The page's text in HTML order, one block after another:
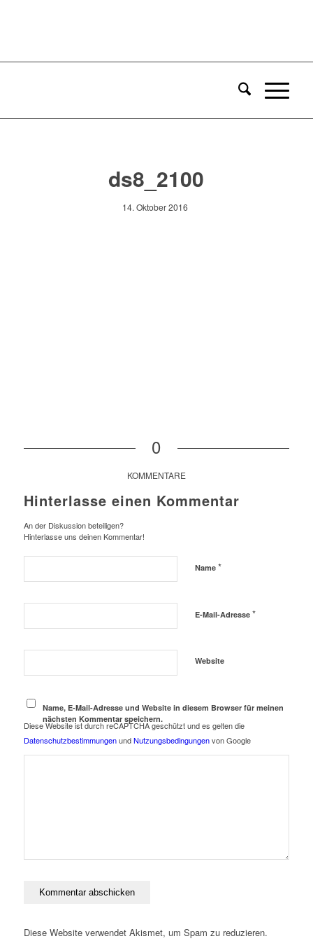
ds8_2100
14. Oktober 2016
0
KOMMENTARE
Hinterlasse einen Kommentar
An der Diskussion beteiligen?
Hinterlasse uns deinen Kommentar!
Name *
E-Mail-Adresse *
Website
Name, E-Mail-Adresse und Website in diesem Browser für meinen
nächsten Kommentar speichern.
Diese Website ist durch reCAPTCHA geschützt und es gelten die
DatenschutzbestimmungenundNutzungsbedingungenvon Google
Diese Website verwendet Akismet, um Spam zu reduzieren.